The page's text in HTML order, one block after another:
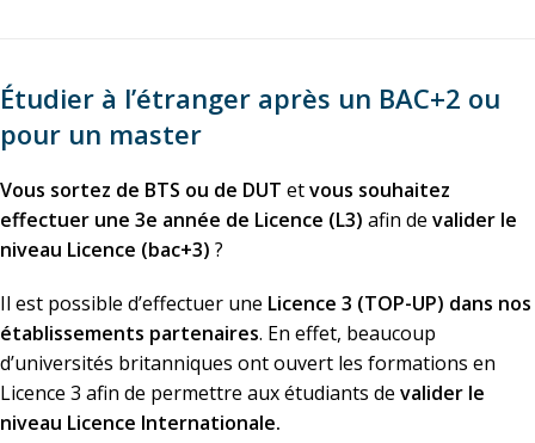
Étudier à l’étranger après un BAC+2 ou
pour un master
Vous sortez de BTS ou de DUT etvous souhaitez
effectuer une 3e année de Licence (L3) afin de valider le
niveau Licence (bac+3) ?
Il est possible d’effectuer une Licence 3 (TOP-UP) dans nos
établissements partenaires. En effet, beaucoup
d’universités britanniques ont ouvert les formations en
Licence 3 afin de permettre aux étudiants de valider le
niveau Licence Internationale.